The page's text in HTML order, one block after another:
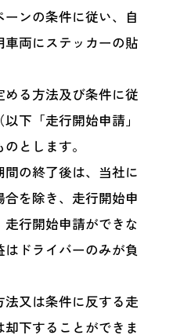
ーンの条件に従い、自
車両にステッカーの貼
める方法及び条件に従
下「走行開始申請」
とします。
の終了後は、当社に
を除き、走行開始申
行開始申請ができな
ドライバーのみが負
又は条件に反する走
下することができま